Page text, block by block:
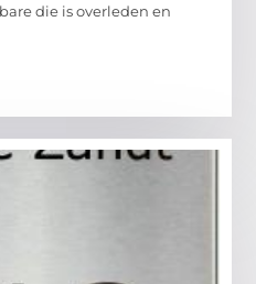
die is overleden en